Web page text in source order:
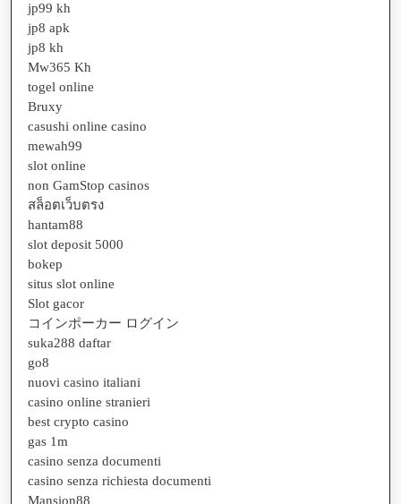
jp99 kh
jp8 apk
jp8 kh
Mw365 Kh
togel online
Bruxy
casushi online casino
mewah99
slot online
non GamStop casinos
สล็อตเว็บตรง
hantam88
slot deposit 5000
bokep
situs slot online
Slot gacor
コインポーカー ログイン
suka288 daftar
go8
nuovi casino italiani
casino online stranieri
best crypto casino
gas 1m
casino senza documenti
casino senza richiesta documenti
Mansion88